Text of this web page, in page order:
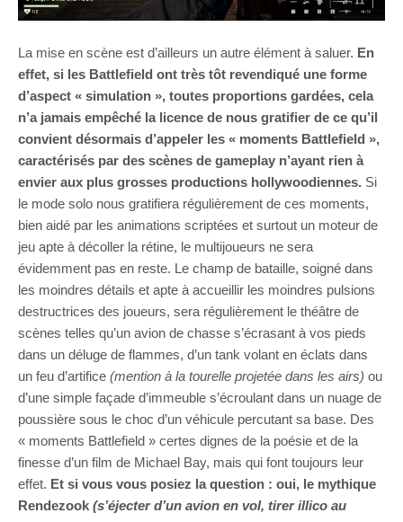
La mise en scène est d’ailleurs un autre élément à saluer. En
effet, si les Battlefield ont très tôt revendiqué une forme
d’aspect « simulation », toutes proportions gardées, cela
n’a jamais empêché la licence de nous gratifier de ce qu’il
convient désormais d’appeler les « moments Battlefield »,
caractérisés par des scènes de gameplay n’ayant rien à
envier aux plus grosses productions hollywoodiennes. Si
le mode solo nous gratifiera régulièrement de ces moments,
bien aidé par les animations scriptées et surtout un moteur de
jeu apte à décoller la rétine, le multijoueurs ne sera
évidemment pas en reste. Le champ de bataille, soigné dans
les moindres détails et apte à accueillir les moindres pulsions
destructrices des joueurs, sera régulièrement le théâtre de
scènes telles qu’un avion de chasse s’écrasant à vos pieds
dans un déluge de flammes, d’un tank volant en éclats dans
un feu d’artifice (mention à la tourelle projetée dans les airs) ou
d’une simple façade d’immeuble s’écroulant dans un nuage de
poussière sous le choc d’un véhicule percutant sa base. Des
« moments Battlefield » certes dignes de la poésie et de la
finesse d’un film de Michael Bay, mais qui font toujours leur
effet. Et si vous vous posiez la question : oui, le mythique
Rendezook (s’éjecter d’un avion en vol, tirer illico au